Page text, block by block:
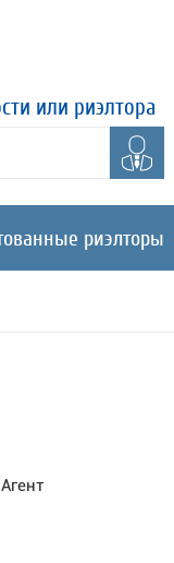
или риэлтора
риэлторы